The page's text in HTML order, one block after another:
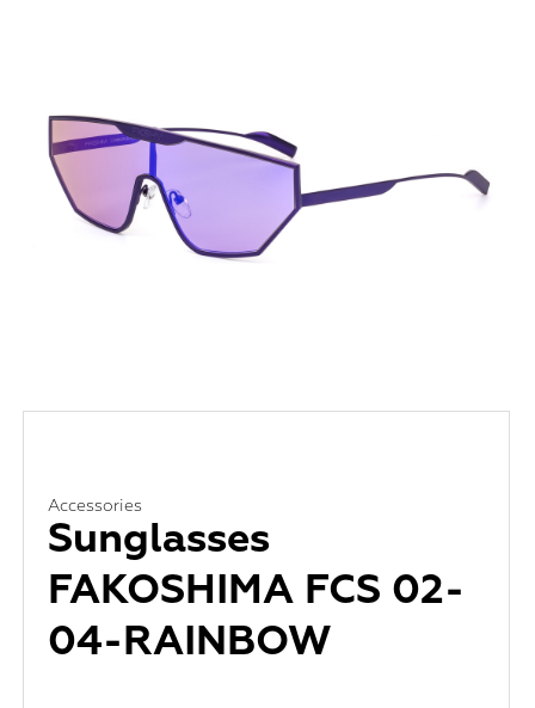
Accessories
Sunglasses
FAKOSHIMA FCS 02-
04-RAINBOW